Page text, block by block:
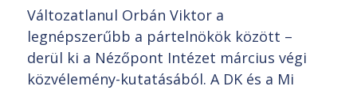
Változatlanul Orbán Viktor a
legnépszerűbb a pártelnökök között –
derül ki a Nézőpont Intézet március végi
közvélemény-kutatásából. A DK és a Mi